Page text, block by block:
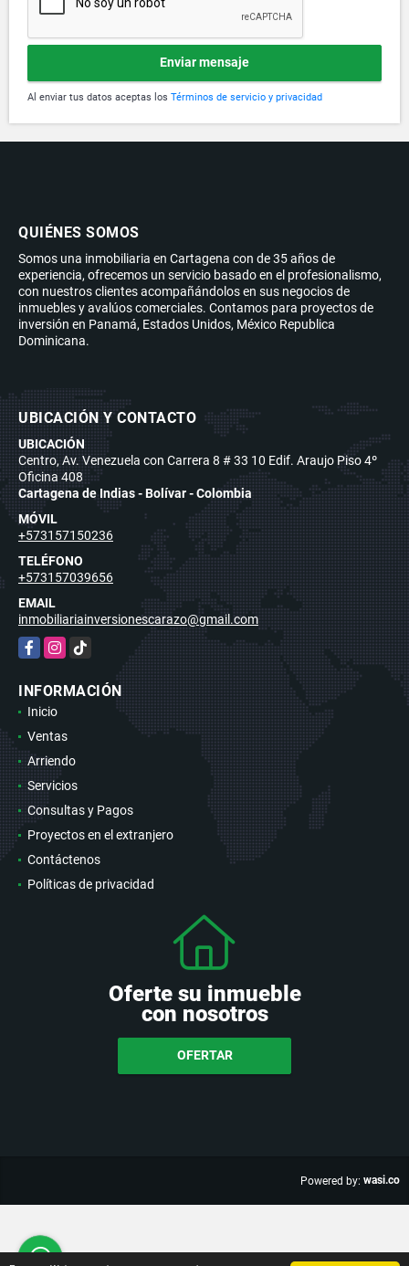
Enviar mensaje
Al enviar tus datos aceptas los Términos de servicio y privacidad
QUIÉNES SOMOS
Somos una inmobiliaria en Cartagena con de 35 años de
experiencia, ofrecemos un servicio basado en el profesionalismo,
con nuestros clientes acompañándolos en sus negocios de
inmuebles y avalúos comerciales. Contamos para proyectos de
inversión en Panamá, Estados Unidos, México Republica
Dominicana.
UBICACIÓN Y CONTACTO
UBICACIÓN
Centro, Av. Venezuela con Carrera 8 # 33 10 Edif. Araujo Piso 4º
Oficina 408
Cartagena de Indias - Bolívar - Colombia
MÓVIL
+573157150236
TELÉFONO
+573157039656
EMAIL
inmobiliariainversionescarazo@gmail.com
FacebookInstagram
TikTok
INFORMACIÓN
Inicio
Ventas
Arriendo
Servicios
Consultas y Pagos
Proyectos en el extranjero
Contáctenos
Políticas de privacidad
Oferte su inmueble
con nosotros
OFERTAR
Powered by: wasi.co